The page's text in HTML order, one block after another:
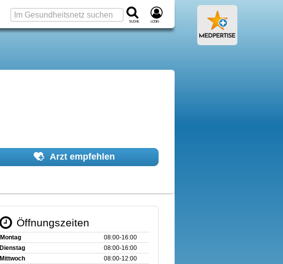
Suche Login
Arzt empfehlen
Öffnungszeiten
Montag
08:00‑16:00
Dienstag
08:00‑16:00
Mittwoch
08:00‑12:00